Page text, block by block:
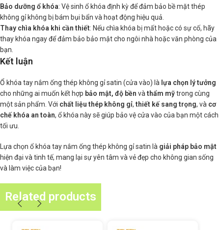
Bảo dưỡng ổ khóa: Vệ sinh ổ khóa định kỳ để đảm bảo bề mặt thép
không gỉ không bị bám bụi bẩn và hoạt động hiệu quả.
Thay chìa khóa khi cần thiết: Nếu chìa khóa bị mất hoặc có sự cố, hãy
thay khóa ngay để đảm bảo bảo mật cho ngôi nhà hoặc văn phòng của
bạn.
Kết luận
Ổ khóa tay nắm ống thép không gỉ satin (cửa vào) là lựa chọn lý tưởng
cho những ai muốn kết hợp bảo mật, độ bền vàthẩm mỹtrong cùng
một sản phẩm. Với chất liệu thép không gỉ,thiết kế sang trọng, và cơ
chế khóa an toàn, ổ khóa này sẽ giúp bảo vệ cửa vào của bạn một cách
tối ưu.
Lựa chọn ổ khóa tay nắm ống thép không gỉ satin là giải pháp bảo mật
hiện đại và tinh tế, mang lại sự yên tâm và vẻ đẹp cho không gian sống
và làm việc của bạn!
Related products